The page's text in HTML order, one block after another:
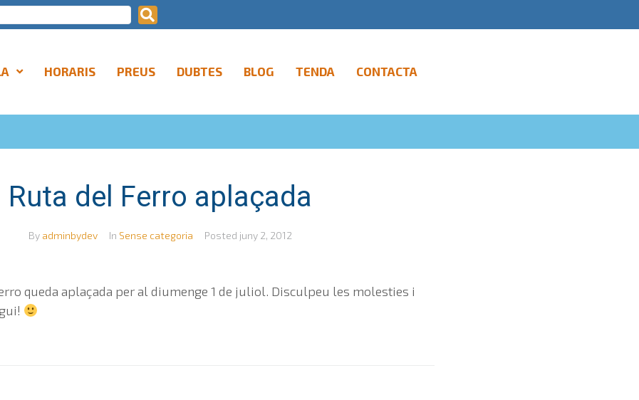
HORARIS PREUS DUBTES BLOG TENDA CONTACTA
Ruta del Ferro aplaçada
By adminbydev In Sense categoria Posted juny 2, 2012
queda aplaçada per al diumenge 1 de juliol. Disculpeu les molesties i